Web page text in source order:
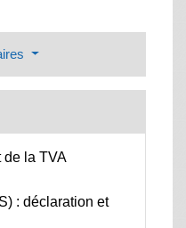
de la TVA
: déclaration et